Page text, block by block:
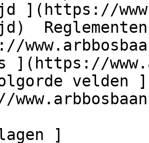
](https://
](https://
velden ]